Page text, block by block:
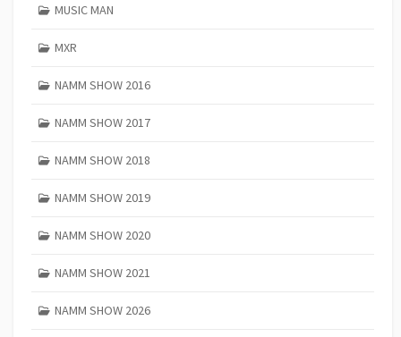
MUSIC MAN
MXR
NAMM SHOW 2016
NAMM SHOW 2017
NAMM SHOW 2018
NAMM SHOW 2019
NAMM SHOW 2020
NAMM SHOW 2021
NAMM SHOW 2026